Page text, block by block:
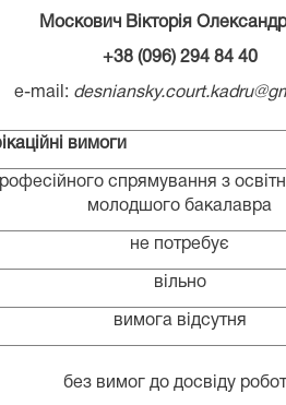
Москович Вікторія
+38 (096) 294 84 40
e-mail:
вимоги
спрямування з
молодшого бакалавра
не потребує
вільно
вимога відсутня
без вимог до досвіду